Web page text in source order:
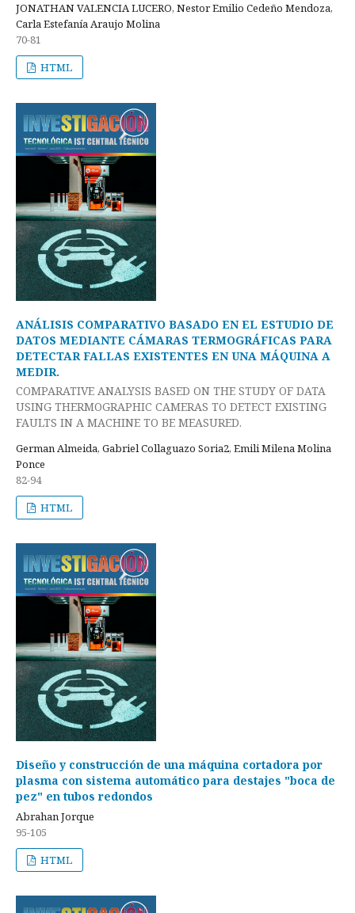
JONATHAN VALENCIA LUCERO, Nestor Emilio Cedeño Mendoza,
Carla Estefanía Araujo Molina
70-81
HTML
ANÁLISIS COMPARATIVO BASADO EN EL ESTUDIO DE
DATOS MEDIANTE CÁMARAS TERMOGRÁFICAS PARA
DETECTAR FALLAS EXISTENTES EN UNA MÁQUINA A
MEDIR.
COMPARATIVE ANALYSIS BASED ON THE STUDY OF DATA
USING THERMOGRAPHIC CAMERAS TO DETECT EXISTING
FAULTS IN A MACHINE TO BE MEASURED.
German Almeida, Gabriel Collaguazo Soria2, Emili Milena Molina
Ponce
82-94
HTML
Diseño y construcción de una máquina cortadora por
plasma con sistema automático para destajes "boca de
pez" en tubos redondos
Abrahan Jorque
95-105
HTML